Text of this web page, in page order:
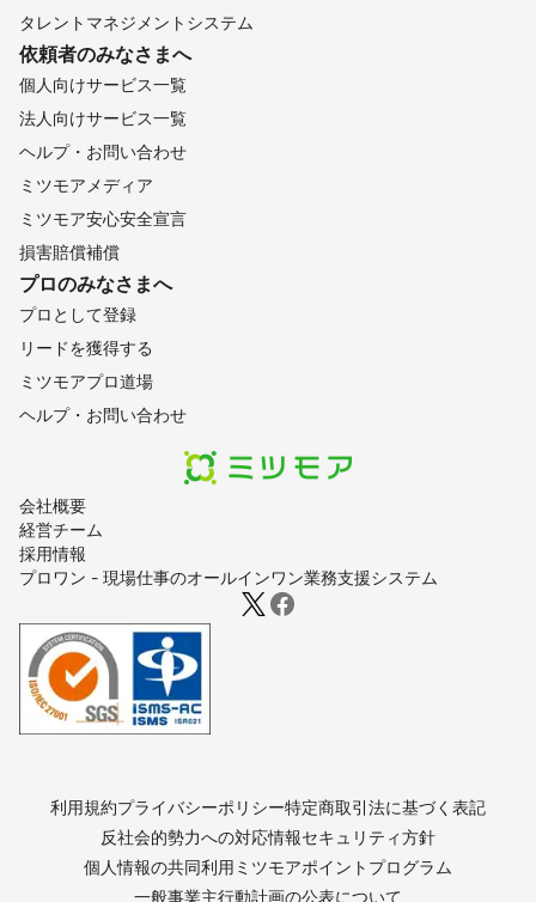
会社概要
経営チーム
採用情報
プロワン - 現場仕事のオールインワン業務支援システム
タレントマネジメントシステム
依頼者のみなさまへ
個人向けサービス一覧
法人向けサービス一覧
ヘルプ・お問い合わせ
ミツモアメディア
ミツモア安心安全宣言
損害賠償補償
プロのみなさまへ
プロとして登録
リードを獲得する
ミツモアプロ道場
ヘルプ・お問い合わせ
利用規約プライバシーポリシー特定商取引法に基づく表記
反社会的勢力への対応情報セキュリティ方針
個人情報の共同利用 ミツモアポイントプログラム
一般事業主行動計画の公表について